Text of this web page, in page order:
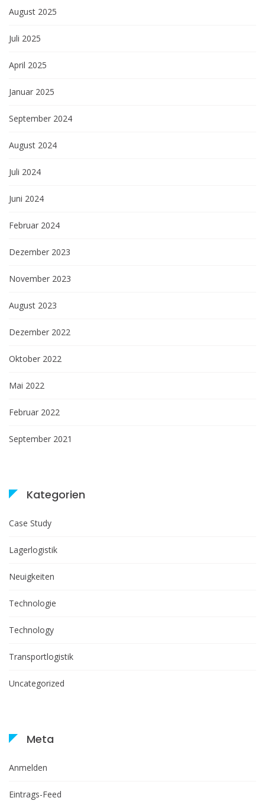
August 2025
Juli 2025
April 2025
Januar 2025
September 2024
August 2024
Juli 2024
Juni 2024
Februar 2024
Dezember 2023
November 2023
August 2023
Dezember 2022
Oktober 2022
Mai 2022
Februar 2022
September 2021
Kategorien
Case Study
Lagerlogistik
Neuigkeiten
Technologie
Technology
Transportlogistik
Uncategorized
Meta
Anmelden
Eintrags-Feed